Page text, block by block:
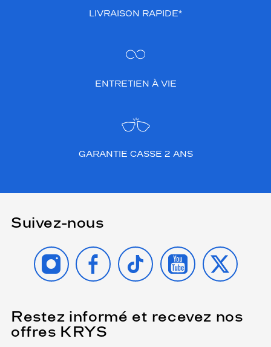
LIVRAISON RAPIDE*
ENTRETIEN À VIE
GARANTIE CASSE 2 ANS
Suivez-nous
INSTAGRAMFACEBOOK
TIKTOK YOUTUBE
X
Restez informé et recevez nos
offres KRYS
Name
(Ce
champ
est
obligatoire)